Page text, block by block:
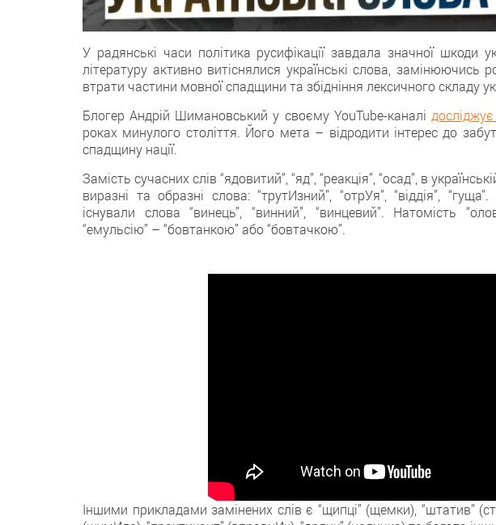
У радянські часи політика русифікації завдала значної шкоди
літературу активно витіснялися українські слова,
втрати частини мовної спадщини та збідніння лексичного складу
Блогер Андрій Шимановський у своєму YouTube-каналі
роках минулого століття. Його мета – відродити інтерес до
спадщину нації.
Замість сучасних слів “ядовитий”, “яд”, “реакція”, “осад”, в
виразні та образні слова: “трутИзний”, “отрУя”, “віддія”,
існували слова “винець”, “винний”, “винцевий”. Натомість
“емульсію” – “бовтанкою” або “бовтачкою”.
Іншими прикладами замінених слів є “щипці” (щемки), “штатив”